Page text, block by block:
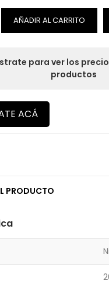
AÑADIR AL CARRITO
para ver los
productos
ACÁ
PRODUCTO